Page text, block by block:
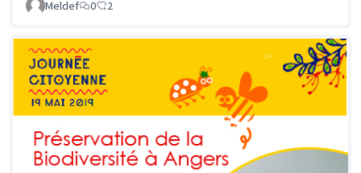
Meldef
0 2